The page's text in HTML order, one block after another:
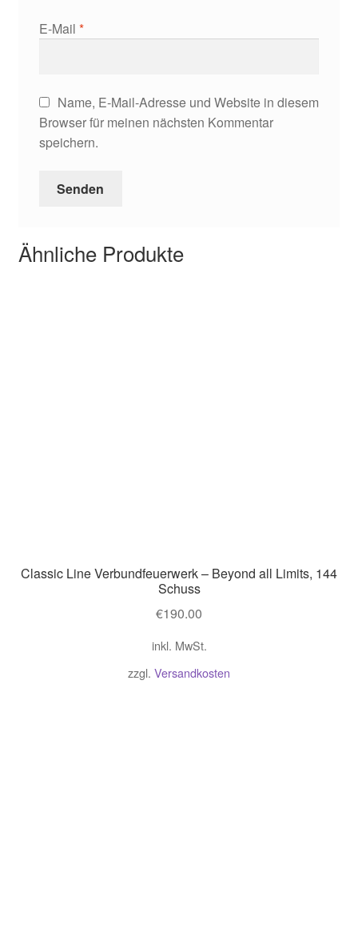
E-Mail *
Name, E-Mail-Adresse und Website in diesem
Browser für meinen nächsten Kommentar
speichern.
Ähnliche Produkte
Classic Line Verbundfeuerwerk – Beyond all Limits, 144
Schuss
€190.00
inkl. MwSt.
zzgl. Versandkosten